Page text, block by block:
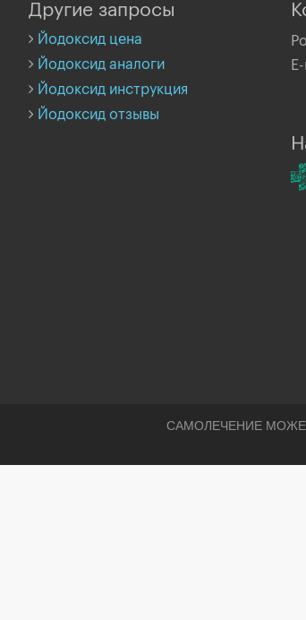
Другие запросы
Йодоксид цена
Йодоксид аналоги
Йодоксид инструкция
Йодоксид отзывы
САМОЛЕЧЕНИЕ